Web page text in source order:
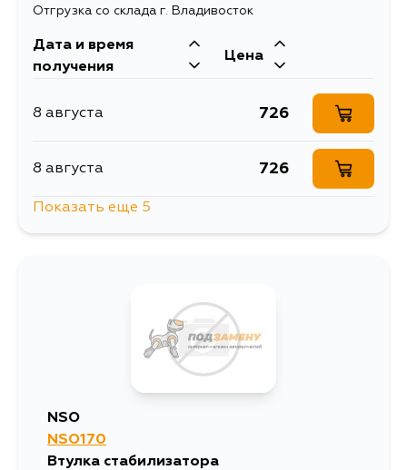
Отгрузка со склада г. Владивосток
Дата и время
получения
Цена
8 августа 726
8 августа 726
1414
830
28 августа
Показать еще 5
NSO
NSO170
Втулка стабилизатора